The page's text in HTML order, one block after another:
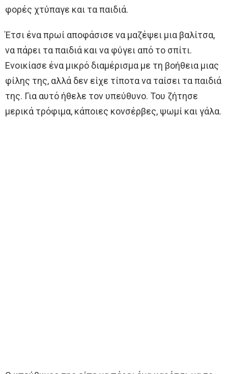
φορές χτύπαγε και τα παιδιά.
Έτσι ένα πρωί αποφάσισε να μαζέψει μια βαλίτσα,
να πάρει τα παιδιά και να φύγει από το σπίτι.
Ενοικίασε ένα μικρό διαμέρισμα με τη βοήθεια μιας
φίλης της, αλλά δεν είχε τίποτα να ταίσει τα παιδιά
της. Για αυτό ήθελε τον υπεύθυνο. Του ζήτησε
μερικά τρόφιμα, κάποιες κονσέρβες, ψωμί και γάλα.